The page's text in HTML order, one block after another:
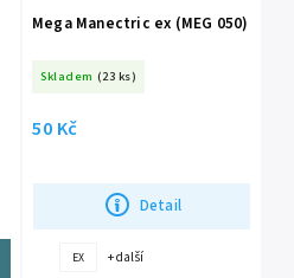
Mega Manectric ex (MEG 050)
Skladem (23 ks)
50 Kč
Detail
EX + další